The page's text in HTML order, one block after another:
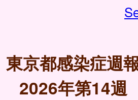
東京都感染症週
2026年第14週